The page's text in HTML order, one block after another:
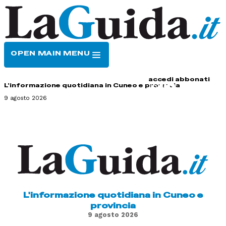
OPEN MAIN MENU
accedi abbonati
L'informazione quotidiana in Cuneo e provincia
9 agosto 2026
L'informazione quotidiana in Cuneo e
provincia
9 agosto 2026